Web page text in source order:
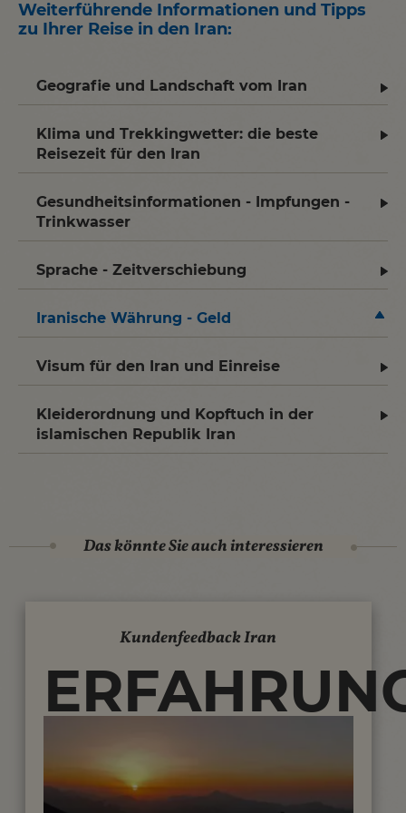
Weiterführende Informationen und Tipps
zu Ihrer Reise in den Iran:
Geografie und Landschaft vom Iran
Klima und Trekkingwetter: die beste
Reisezeit für den Iran
Gesundheitsinformationen - Impfungen -
Trinkwasser
Sprache - Zeitverschiebung
Iranische Währung - Geld
Visum für den Iran und Einreise
Kleiderordnung und Kopftuch in der
islamischen Republik Iran
Das könnte Sie auch interessieren
Kundenfeedback Iran
UNSERER